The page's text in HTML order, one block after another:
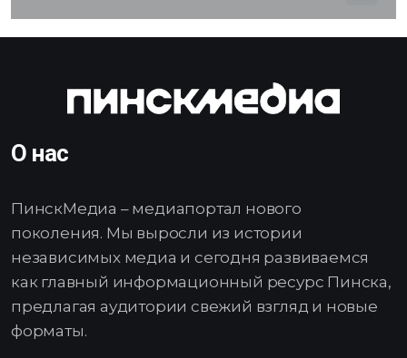
О нас
ПинскМедиа – медиапортал нового
поколения. Мы выросли из истории
независимых медиа и сегодня развиваемся
как главный информационный ресурс Пинска,
предлагая аудитории свежий взгляд и новые
форматы.